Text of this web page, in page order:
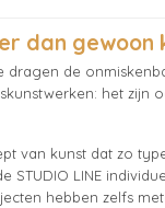
dan
dragen de
het zijn
van kunst dat zo
STUDIO LINE
hebben zelfs